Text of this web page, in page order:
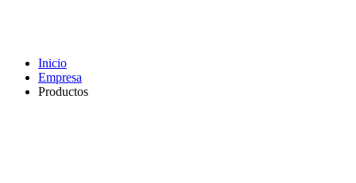
Inicio
Empresa
Productos